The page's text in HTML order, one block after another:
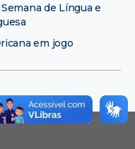
de Língua e
em jogo